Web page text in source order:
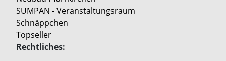
SUMPAN - Veranstaltungsraum
Schnäppchen
Topseller
Rechtliches: